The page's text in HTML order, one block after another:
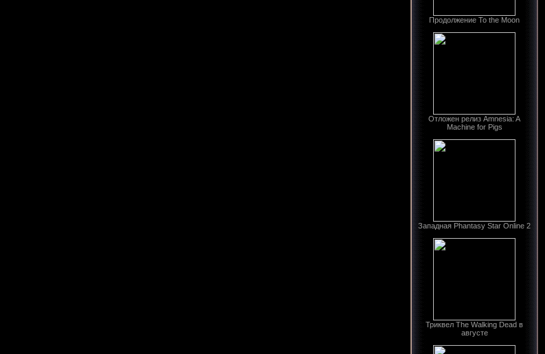
Продолжение To the Moon
Отложен релиз Amnesia: A
Machine for Pigs
Западная Phantasy Star Online 2
Триквел The Walking Dead в
августе